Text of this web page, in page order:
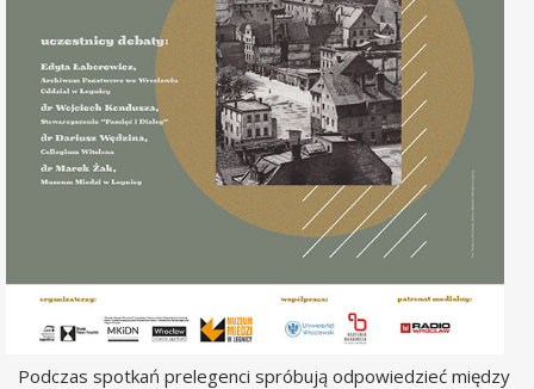
Podczas spotkań prelegenci spróbują odpowiedzieć między